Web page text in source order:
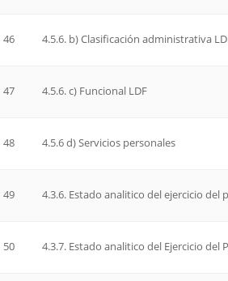
46 4.5.6. b) Clasificación administrativa
47 4.5.6. c) Funcional LDF
48 4.5.6 d) Servicios personales
49 4.3.6. Estado analitico del ejercicio
50 4.3.7. Estado analitico del Ejercicio del